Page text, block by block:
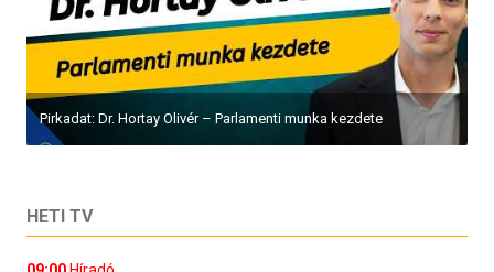
Pirkadat: Dr. Hortay Olivér – Parlamenti munka kezdete
HETI TV